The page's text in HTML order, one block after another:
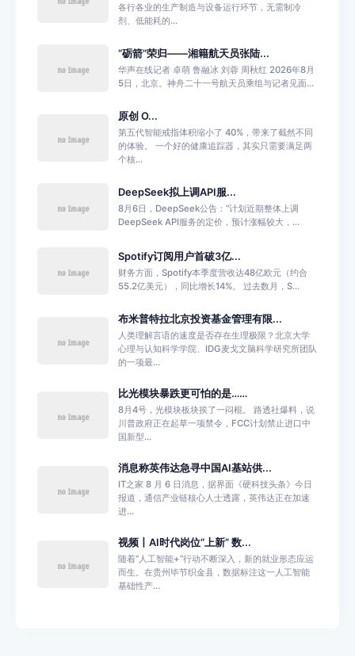
各行各业的生产制造与设备运行环节，无需制冷
剂、低能耗的...
“砺箭”荣归——湘籍航天员张陆...
华声在线记者 卓萌 鲁融冰 刘蓉 周秋红 2026年8月
5日，北京。神舟二十一号航天员乘组与记者见面...
原创 O...
第五代智能戒指体积缩小了 40%，带来了截然不同
的体验。 一个好的健康追踪器，其实只需要满足两
个核...
DeepSeek拟上调API服...
8月6日，DeepSeek公告：“计划近期整体上调
DeepSeek API服务的定价，预计涨幅较大，...
Spotify订阅用户首破3亿...
财务方面，Spotify本季度营收达48亿欧元（约合
55.2亿美元），同比增长14%。 过去数月，S...
布米普特拉北京投资基金管理有限...
人类理解言语的速度是否存在生理极限？北京大学
心理与认知科学学院、IDG麦戈文脑科学研究所团队
的一项最...
比光模块暴跌更可怕的是……
8月4号，光模块板块挨了一闷棍。 路透社爆料，说
川普政府正在起草一项禁令，FCC计划禁止进口中
国新型...
消息称英伟达急寻中国AI基站供...
IT之家 8 月 6 日消息，据界面《硬科技头条》今日
报道，通信产业链核心人士透露，英伟达正在加速
进...
视频丨AI时代岗位“上新” 数...
随着“人工智能+”行动不断深入，新的就业形态应运
而生。在贵州毕节织金县，数据标注这一人工智能
基础性产...